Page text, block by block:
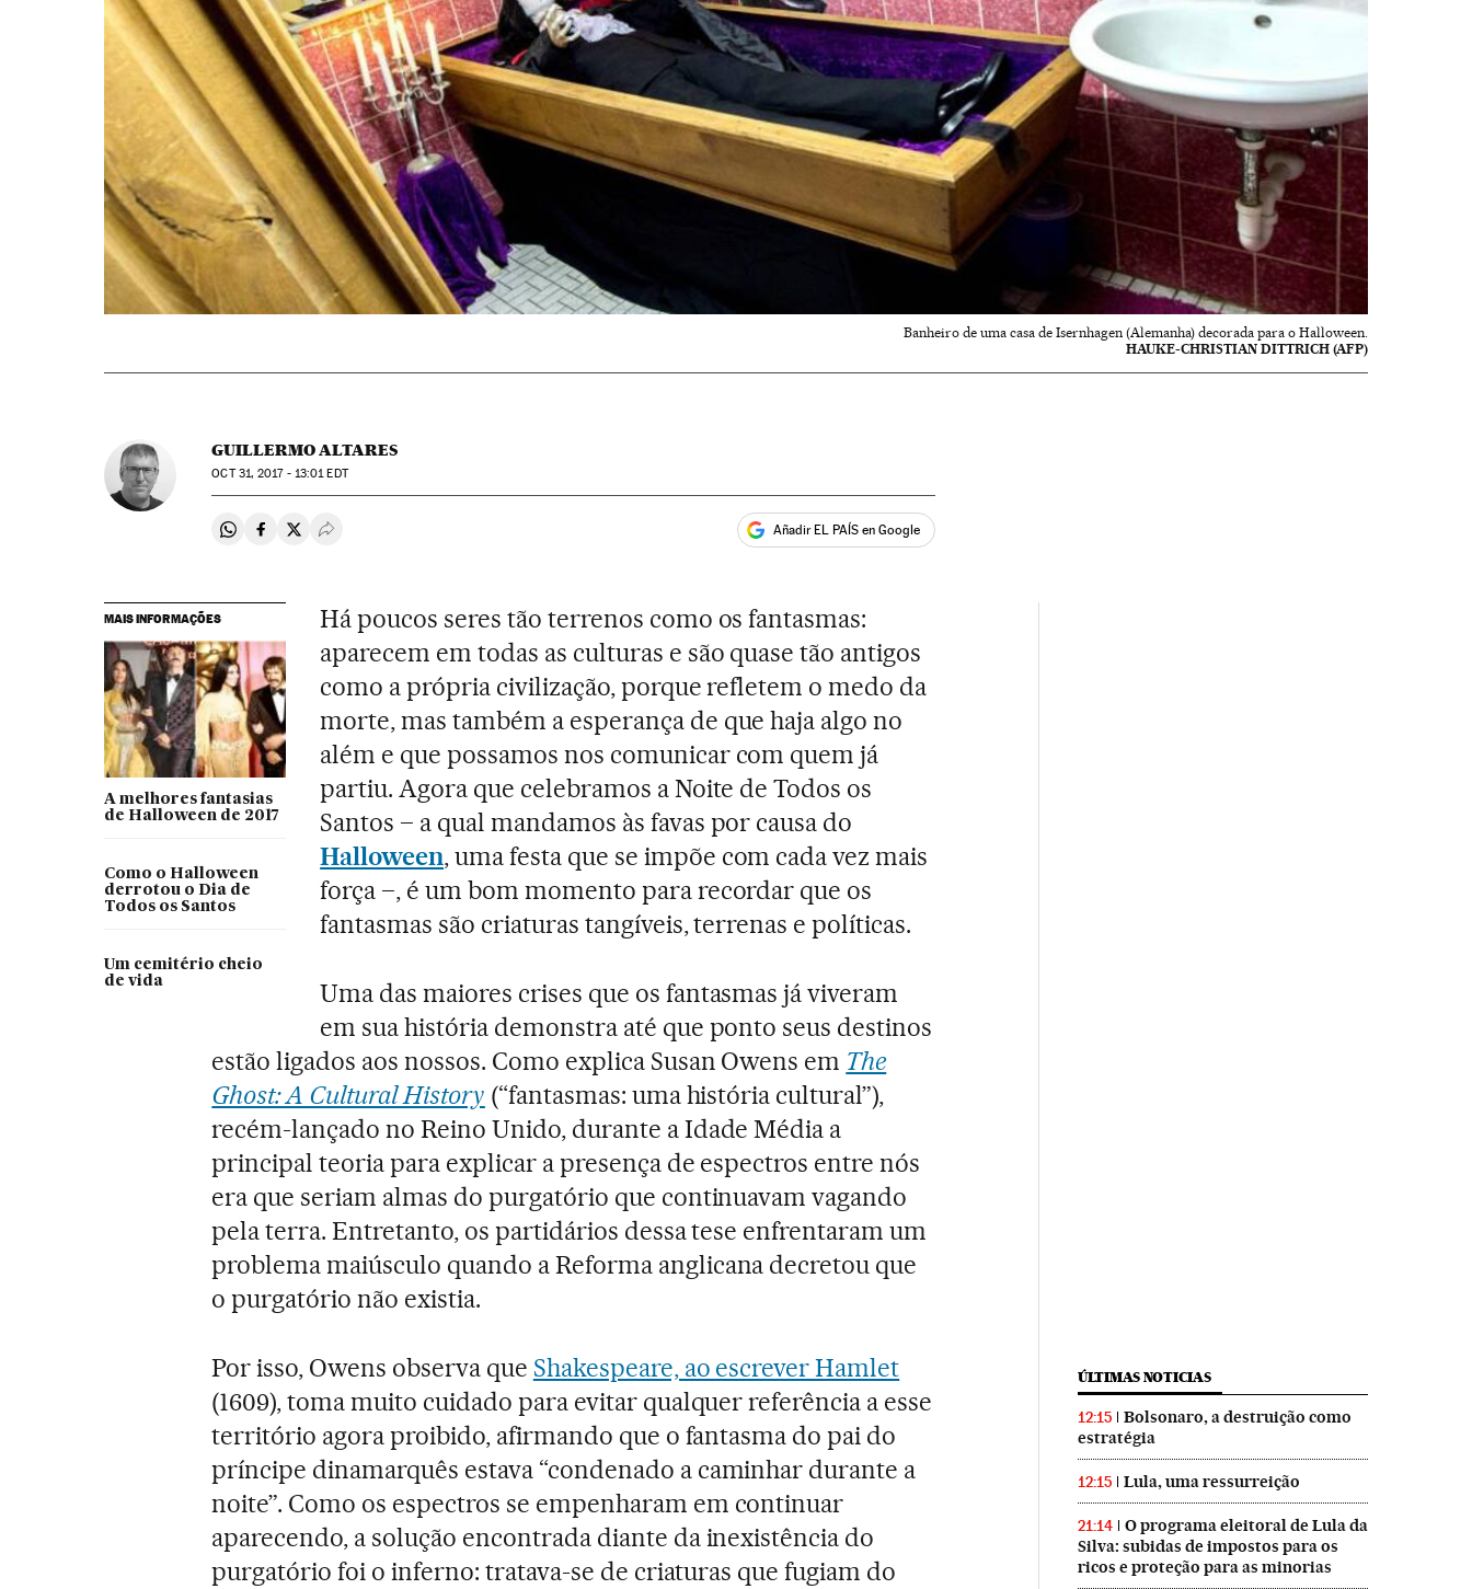
Banheiro de uma casa de Isernhagen (Alemanha) decorada para o Halloween.
HAUKE-CHRISTIAN DITTRICH (AFP)
GUILLERMO ALTARES
OCT31, 2017 - 13:01EDT
Compartir en Whatsapp
Compartir en Facebook
Compartir en Twitter
Desplegar Redes Sociales Añadir EL PAÍS en Google
MAIS INFORMAÇÕES
A melhores fantasias
de Halloween de 2017
Como o Halloween
derrotou o Dia de
Todos os Santos
Um cemitério cheio
de vida
Há poucos seres tão terrenos como os fantasmas:
aparecem em todas as culturas e são quase tão antigos
como a própria civilização, porque refletem o medo da
morte, mas também a esperança de que haja algo no
além e que possamos nos comunicar com quem já
partiu. Agora que celebramos a Noite de Todos os
Santos – a qual mandamos às favas por causa do
Halloween, uma festa que se impõe com cada vez mais
força –, é um bom momento para recordar que os
fantasmas são criaturas tangíveis, terrenas e políticas.
Uma das maiores crises que os fantasmas já viveram
em sua história demonstra até que ponto seus destinos
estão ligados aos nossos. Como explica Susan Owens em The
Ghost: A Cultural History (“fantasmas: uma história cultural”),
recém-lançado no Reino Unido, durante a Idade Média a
principal teoria para explicar a presença de espectros entre nós
era que seriam almas do purgatório que continuavam vagando
pela terra. Entretanto, os partidários dessa tese enfrentaram um
problema maiúsculo quando a Reforma anglicana decretou que
o purgatório não existia.
Por isso, Owens observa que Shakespeare, ao escrever Hamlet
(1609), toma muito cuidado para evitar qualquer referência a esse
território agora proibido, afirmando que o fantasma do pai do
príncipe dinamarquês estava “condenado a caminhar durante a
noite”. Como os espectros se empenharam em continuar
aparecendo, a solução encontrada diante da inexistência do
purgatório foi o inferno: tratava-se de criaturas que fugiam do
ÚLTIMAS NOTICIAS
12:15
Bolsonaro, a destruição como
estratégia
12:15 Lula, uma ressurreição
21:14
O programa eleitoral de Lula da
Silva: subidas de impostos para os
ricos e proteção para as minorias